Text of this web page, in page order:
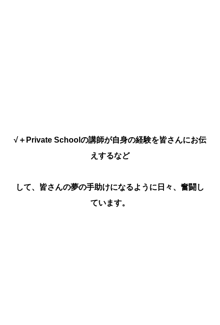
√＋Private Schoolの講師が自身の経験を皆さんにお伝
えするなど
して、皆さんの夢の手助けになるように日々、奮闘し
ています。